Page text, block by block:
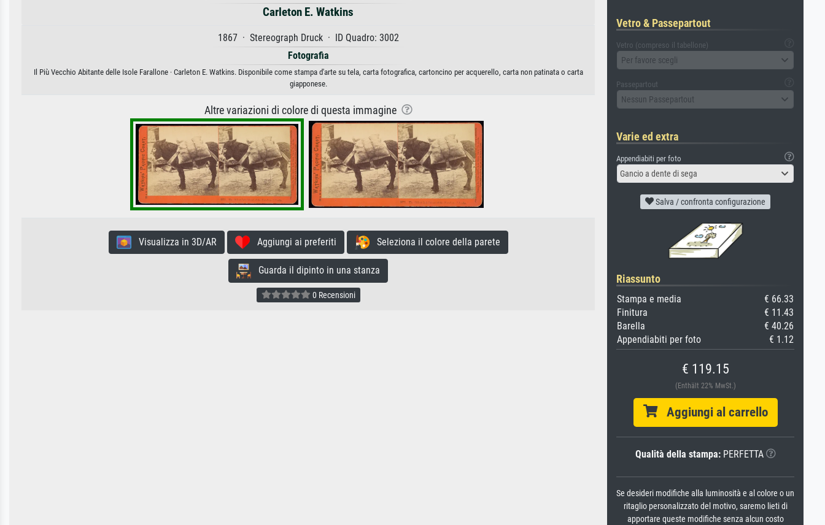
Carleton E. Watkins
1867 · Stereograph Druck · ID Quadro: 3002
Fotografia
Il Più Vecchio Abitante delle Isole Farallone · Carleton E. Watkins. Disponibile come stampa d'arte su tela, carta fotografica, cartoncino per acquerello, carta non patinata o carta
giapponese.
Altre variazioni di colore di questa immagine
Visualizza in 3D/AR Aggiungi ai preferiti Seleziona il colore della parete
Guarda il dipinto in una stanza
0 Recensioni
Vetro & Passepartout
Vetro (compreso il tabellone)
Per favore scegli
Passepartout
Nessun Passepartout
Varie ed extra
Appendiabiti per foto
Gancio a dente di sega
Salva / confronta configurazione
Riassunto
Stampa e media
€ 66.33
Finitura
€ 11.43
Barella
€ 40.26
Appendiabiti per foto
€ 1.12
€ 119.15
(Enthält 22% MwSt.)
Aggiungi al carrello
Qualità della stampa:PERFETTA
Se desideri modifiche alla luminosità e al colore o un
ritaglio personalizzato del motivo, saremo lieti di
apportare queste modifiche senza alcun costo